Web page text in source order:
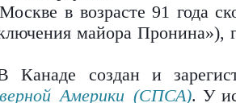
в возрасте 91 года
майора Пронина»),
создан и
Америки (СПСА). У